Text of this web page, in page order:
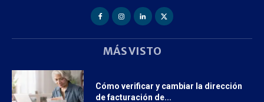
MÁS VISTO
Cómo verificar y cambiar la dirección
de facturación de...